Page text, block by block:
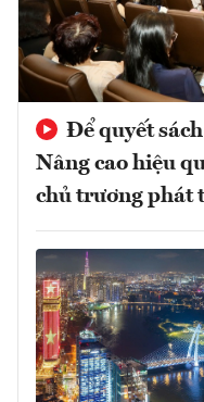
Để quyết
Nâng cao hiệu
chủ trương phát